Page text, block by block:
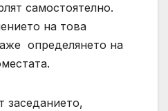
самостоятелно.
на това
определянето на
заседанието,